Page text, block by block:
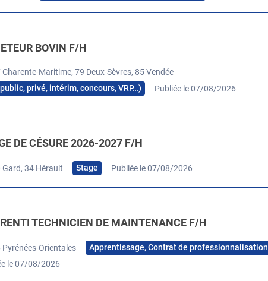
BOVIN F/H
Charente-Maritime, 79 Deux-Sèvres, 85 Vendée
privé, intérim, concours, VRP…)
Publiée le 07/08/2026
DE CÉSURE 2026-2027 F/H
Gard, 34 Hérault Stage Publiée le 07/08/2026
TECHNICIEN DE MAINTENANCE F/H
Pyrénées-Orientales
Apprentissage, Contrat de professionnalisation
le 07/08/2026